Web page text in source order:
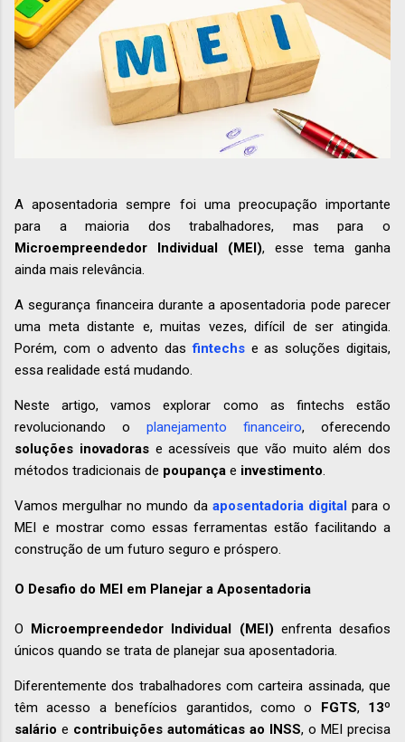
A aposentadoria sempre foi uma preocupação importante
para a maioria dos trabalhadores, mas para o
Microempreendedor Individual (MEI), esse tema ganha
ainda mais relevância.
A segurança financeira durante a aposentadoria pode parecer
uma meta distante e, muitas vezes, difícil de ser atingida.
Porém, com o advento dasfintechs e as soluções digitais,
essa realidade está mudando.
Neste artigo, vamos explorar como as fintechs estão
revolucionando o planejamento financeiro, oferecendo
soluções inovadorase acessíveis que vão muito além dos
métodos tradicionais de poupança e investimento.
Vamos mergulhar no mundo da aposentadoria digital para o
MEI e mostrar como essas ferramentas estão facilitando a
construção de um futuro seguro e próspero.
O Desafio do MEI em Planejar a Aposentadoria
O Microempreendedor Individual (MEI) enfrenta desafios
únicos quando se trata de planejar sua aposentadoria.
Diferentemente dos trabalhadores com carteira assinada, que
têm acesso a benefícios garantidos, como o FGTS, 13º
salário e contribuições automáticas ao INSS, o MEI precisa